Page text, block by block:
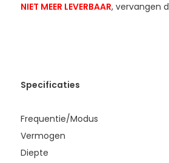
NIET MEER LEVERBAAR, vervangen
Specificaties
Frequentie/Modus
Vermogen
Diepte